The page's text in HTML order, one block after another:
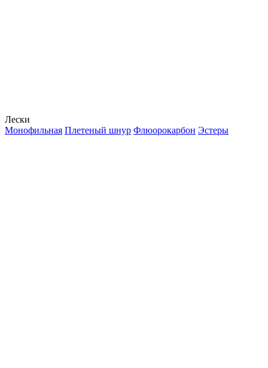
Лески
Монофильная Плетеный шнур Флюорокарбон Эстеры